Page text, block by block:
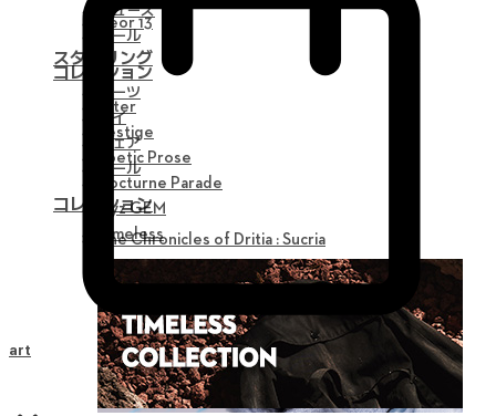
Neor 13
スタイリング
パーツ
アイ
ウェア
ツール
コレクション
The Chronicles of Dritia : Sucria
シューズ
ツール
コレクション
Alter
Vestige
Poetic Prose
Nocturne Parade
Myz GEM
Timeless